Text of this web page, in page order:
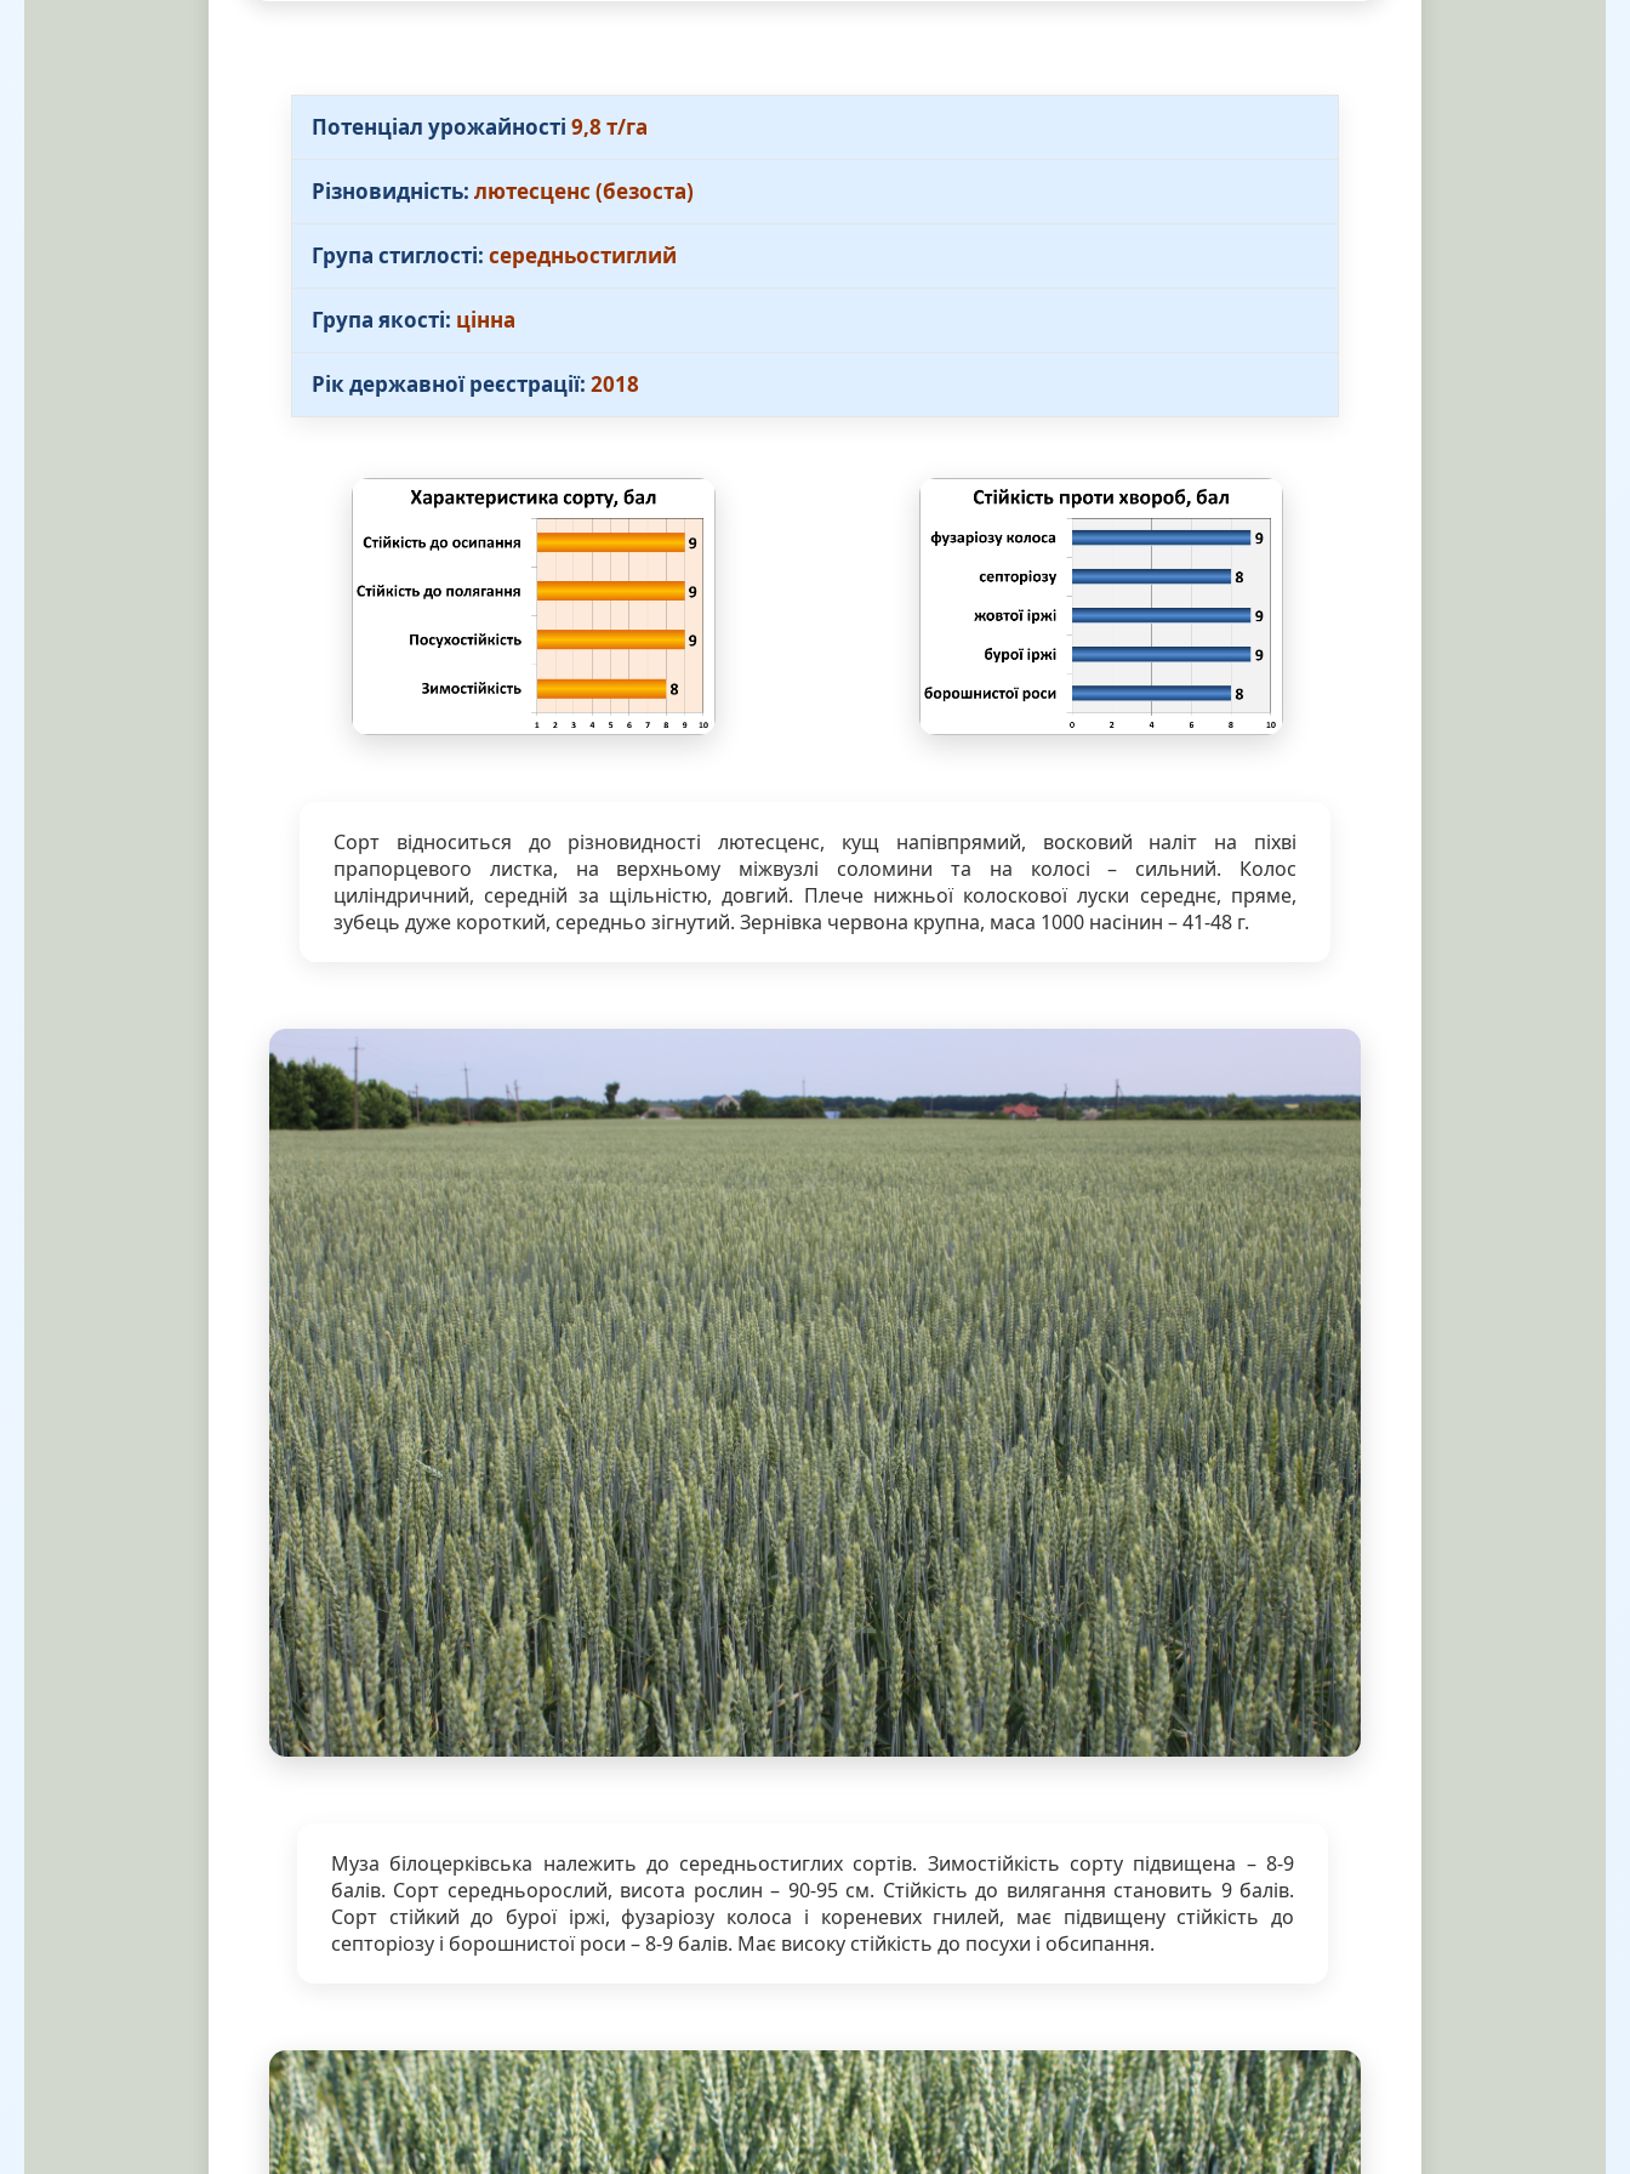
Потенціал урожайності 9,8 т/га
Різновидність: лютесценс (безоста)
Група стиглості: середньостиглий
Група якості: цінна
Рік державної реєстрації: 2018
Сорт відноситься до різновидності лютесценс, кущ напівпрямий, восковий наліт на піхві
прапорцевого листка, на верхньому міжвузлі соломини та на колосі – сильний. Колос
циліндричний, середній за щільністю, довгий. Плече нижньої колоскової луски середнє, пряме,
зубець дуже короткий, середньо зігнутий. Зернівка червона крупна, маса 1000 насінин – 41-48 г.
Муза білоцерківська належить до середньостиглих сортів. Зимостійкість сорту підвищена – 8-9
балів. Сорт середньорослий, висота рослин – 90-95 см. Стійкість до вилягання становить 9 балів.
Сорт стійкий до бурої іржі, фузаріозу колоса і кореневих гнилей, має підвищену стійкість до
септоріозу і борошнистої роси – 8-9 балів. Має високу стійкість до посухи і обсипання.